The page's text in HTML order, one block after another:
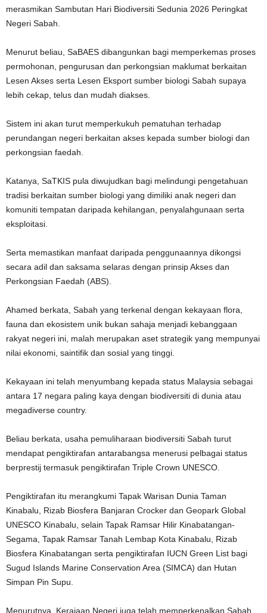
merasmikan Sambutan Hari Biodiversiti Sedunia 2026 Peringkat
Negeri Sabah.
Menurut beliau, SaBAES dibangunkan bagi memperkemas proses
permohonan, pengurusan dan perkongsian maklumat berkaitan
Lesen Akses serta Lesen Eksport sumber biologi Sabah supaya
lebih cekap, telus dan mudah diakses.
Sistem ini akan turut memperkukuh pematuhan terhadap
perundangan negeri berkaitan akses kepada sumber biologi dan
perkongsian faedah.
Katanya, SaTKIS pula diwujudkan bagi melindungi pengetahuan
tradisi berkaitan sumber biologi yang dimiliki anak negeri dan
komuniti tempatan daripada kehilangan, penyalahgunaan serta
eksploitasi.
Serta memastikan manfaat daripada penggunaannya dikongsi
secara adil dan saksama selaras dengan prinsip Akses dan
Perkongsian Faedah (ABS).
Ahamed berkata, Sabah yang terkenal dengan kekayaan flora,
fauna dan ekosistem unik bukan sahaja menjadi kebanggaan
rakyat negeri ini, malah merupakan aset strategik yang mempunyai
nilai ekonomi, saintifik dan sosial yang tinggi.
Kekayaan ini telah menyumbang kepada status Malaysia sebagai
antara 17 negara paling kaya dengan biodiversiti di dunia atau
megadiverse country.
Beliau berkata, usaha pemuliharaan biodiversiti Sabah turut
mendapat pengiktirafan antarabangsa menerusi pelbagai status
berprestij termasuk pengiktirafan Triple Crown UNESCO.
Pengiktirafan itu merangkumi Tapak Warisan Dunia Taman
Kinabalu, Rizab Biosfera Banjaran Crocker dan Geopark Global
UNESCO Kinabalu, selain Tapak Ramsar Hilir Kinabatangan-
Segama, Tapak Ramsar Tanah Lembap Kota Kinabalu, Rizab
Biosfera Kinabatangan serta pengiktirafan IUCN Green List bagi
Sugud Islands Marine Conservation Area (SIMCA) dan Hutan
Simpan Pin Supu.
Menurutnya, Kerajaan Negeri juga telah memperkenalkan Sabah